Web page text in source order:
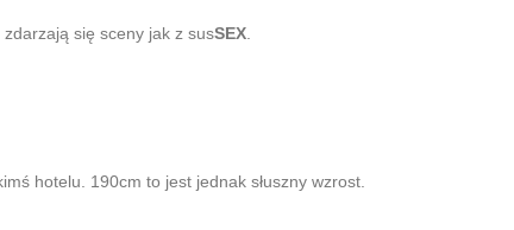
się sceny jak z susSEX
hotelu. 190cm to jest jednak słuszny wzrost.